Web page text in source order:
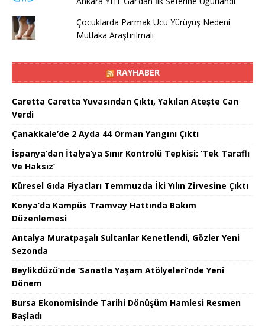
Çocuklarda Parmak Ucu Yürüyüş Nedeni
Mutlaka Araştırılmalı
RAYHABER
Caretta Caretta Yuvasından Çıktı, Yakılan Ateşte Can
Verdi
Çanakkale’de 2 Ayda 44 Orman Yangını Çıktı
İspanya’dan İtalya’ya Sınır Kontrolü Tepkisi: ’Tek Taraflı
Ve Haksız’
Küresel Gıda Fiyatları Temmuzda İki Yılın Zirvesine Çıktı
Konya’da Kampüs Tramvay Hattında Bakım
Düzenlemesi
Antalya Muratpaşalı Sultanlar Kenetlendi, Gözler Yeni
Sezonda
Beylikdüzü’nde ‘Sanatla Yaşam Atölyeleri’nde Yeni
Dönem
Bursa Ekonomisinde Tarihi Dönüşüm Hamlesi Resmen
Başladı